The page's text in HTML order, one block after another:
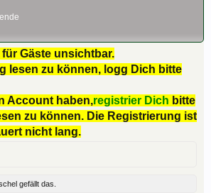
Gäste unsichtbar.
lesen zu können, logg Dich bitte
Account haben,registrier Dich bitte
zu können. Die Registrierung ist
nicht lang.
gefällt das.